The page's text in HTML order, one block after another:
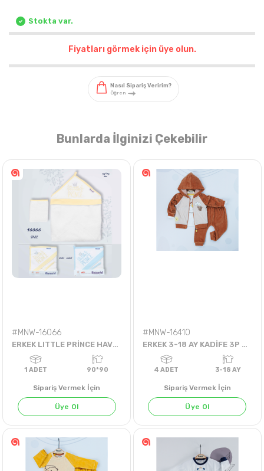
Stokta var.
Fiyatları görmek için üye olun.
Nasıl Sipariş Veririm?
Bunlarda İlginizi Çekebilir
#MNW-16066
ERKEK LITTLE PRİNCE HAVLU
ADET
Sipariş Vermek İçin
Üye Ol
#MNW-16410
ERKEK 3-18 AY KADİFE 3P HIRKA
ADET
Sipariş Vermek İçin
Üye Ol